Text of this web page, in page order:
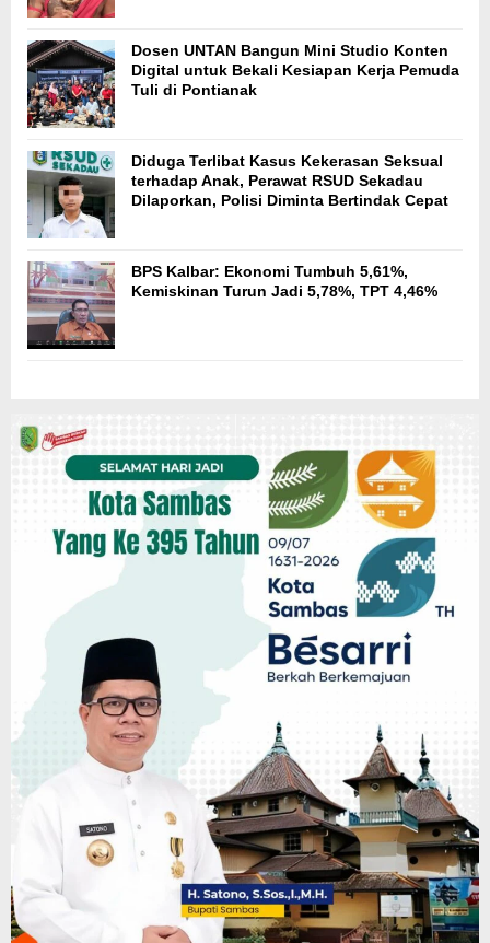
Dosen UNTAN Bangun Mini Studio Konten
Digital untuk Bekali Kesiapan Kerja Pemuda
Tuli di Pontianak
Diduga Terlibat Kasus Kekerasan Seksual
terhadap Anak, Perawat RSUD Sekadau
Dilaporkan, Polisi Diminta Bertindak Cepat
BPS Kalbar: Ekonomi Tumbuh 5,61%,
Kemiskinan Turun Jadi 5,78%, TPT 4,46%